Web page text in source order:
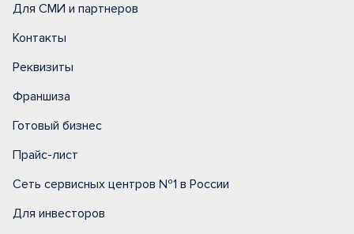
Для СМИ и партнеров
Контакты
Реквизиты
Франшиза
Готовый бизнес
Прайс-лист
Сеть сервисных центров №1 в России
Для инвесторов